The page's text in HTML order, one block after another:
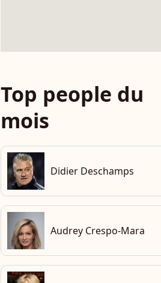
Top people du
mois
Didier Deschamps
Audrey Crespo-Mara